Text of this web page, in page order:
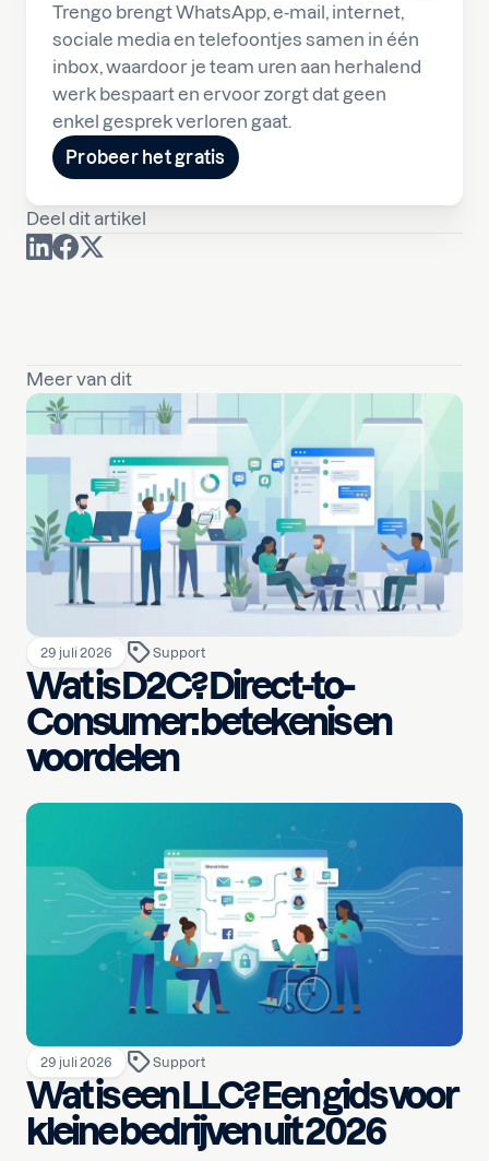
Trengo brengt WhatsApp, e-mail, internet,
sociale media en telefoontjes samen in één
inbox, waardoor je team uren aan herhalend
werk bespaart en ervoor zorgt dat geen
enkel gesprek verloren gaat.
Probeer het gratis
Deel dit artikel
Meer van dit
29 juli 2026 Support
Wat is D2C? Direct-to-
Consumer: betekenis en
voordelen
29 juli 2026 Support
Wat is een LLC? Een gids voor
kleine bedrijven uit 2026